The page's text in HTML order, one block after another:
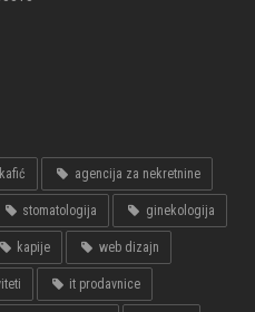
kafić agencija za nekretnine
stomatologija ginekologija
kapije web dizajn
it prodavnice